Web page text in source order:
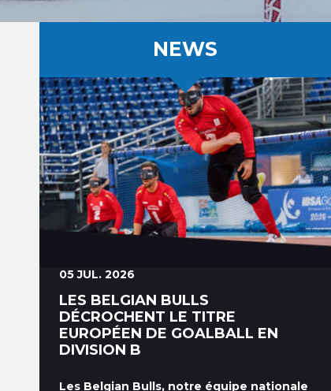
NEWS
05 JUL. 2026
LES BELGIAN BULLS
DÉCROCHENT LE TITRE
EUROPÉEN DE GOALBALL EN
DIVISION B
Les Belgian Bulls, notre équipe nationale